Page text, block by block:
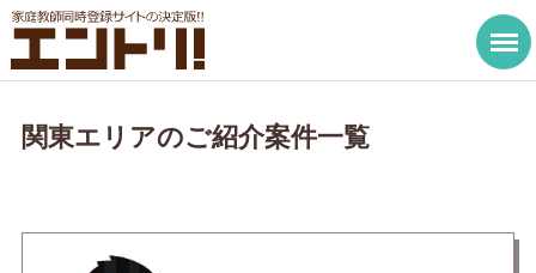
関東エリアのご紹介案件一覧